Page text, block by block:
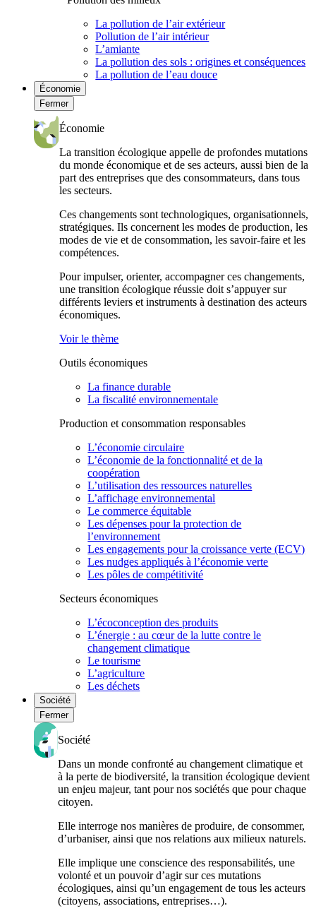
La pollution de l’air extérieur
Pollution de l’air intérieur
L’amiante
La pollution des sols : origines et conséquences
La pollution de l’eau douce
Économie
Fermer
Économie
La transition écologique appelle de profondes mutations
du monde économique et de ses acteurs, aussi bien de la
part des entreprises que des consommateurs, dans tous
les secteurs.
Ces changements sont technologiques, organisationnels,
stratégiques. Ils concernent les modes de production, les
modes de vie et de consommation, les savoir-faire et les
compétences.
Pour impulser, orienter, accompagner ces changements,
une transition écologique réussie doit s’appuyer sur
différents leviers et instruments à destination des acteurs
économiques.
Voir le thème
Outils économiques
La finance durable
La fiscalité environnementale
Production et consommation responsables
L’économie circulaire
L’économie de la fonctionnalité et de la
coopération
L’utilisation des ressources naturelles
L’affichage environnemental
Le commerce équitable
Les dépenses pour la protection de
l’environnement
Les engagements pour la croissance verte (ECV)
Les nudges appliqués à l’économie verte
Les pôles de compétitivité
Secteurs économiques
L’écoconception des produits
L’énergie : au cœur de la lutte contre le
changement climatique
Le tourisme
L’agriculture
Les déchets
Société
Fermer
Société
Dans un monde confronté au changement climatique et
à la perte de biodiversité, la transition écologique devient
un enjeu majeur, tant pour nos sociétés que pour chaque
citoyen.
Elle interroge nos manières de produire, de consommer,
d’urbaniser, ainsi que nos relations aux milieux naturels.
Elle implique une conscience des responsabilités, une
volonté et un pouvoir d’agir sur ces mutations
écologiques, ainsi qu’un engagement de tous les acteurs
(citoyens, associations, entreprises…).